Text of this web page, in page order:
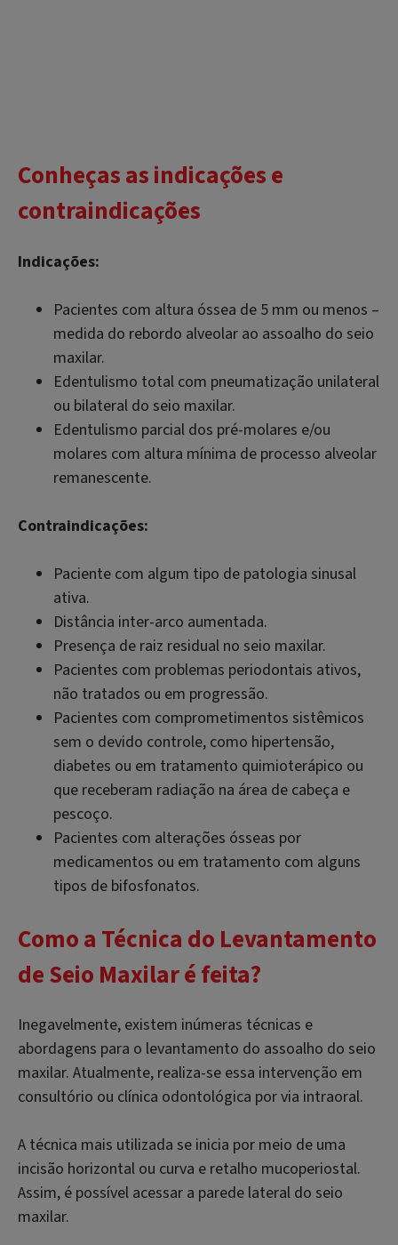
Conheças as indicações e
contraindicações
Indicações:
Pacientes com altura óssea de 5 mm ou menos –
medida do rebordo alveolar ao assoalho do seio
maxilar.
Edentulismo total com pneumatização unilateral
ou bilateral do seio maxilar.
Edentulismo parcial dos pré-molares e/ou
molares com altura mínima de processo alveolar
remanescente.
Contraindicações:
Paciente com algum tipo de patologia sinusal
ativa.
Distância inter-arco aumentada.
Presença de raiz residual no seio maxilar.
Pacientes com problemas periodontais ativos,
não tratados ou em progressão.
Pacientes com comprometimentos sistêmicos
sem o devido controle, como hipertensão,
diabetes ou em tratamento quimioterápico ou
que receberam radiação na área de cabeça e
pescoço.
Pacientes com alterações ósseas por
medicamentos ou em tratamento com alguns
tipos de bifosfonatos.
Como a Técnica do Levantamento
de Seio Maxilaré feita?
Inegavelmente, existem inúmeras técnicas e
abordagens para o levantamento do assoalho do seio
maxilar. Atualmente, realiza-se essa intervenção em
consultório ou clínica odontológica por via intraoral.
A técnica mais utilizada se inicia por meio de uma
incisão horizontal ou curva e retalho mucoperiostal.
Assim, é possível acessar a parede lateral do seio
maxilar.